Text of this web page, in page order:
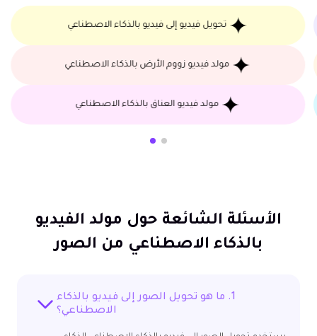
تحويل فيديو إلى فيديو بالذكاء الاصطناعي
مولد فيديو زووم الأرض بالذكاء الاصطناعي
مولد فيديو العناق بالذكاء الاصطناعي
الأسئلة الشائعة حول مولد الفيديو
بالذكاء الاصطناعي من الصور
1. ما هو تحويل الصور إلى فيديو بالذكاء
الاصطناعي؟